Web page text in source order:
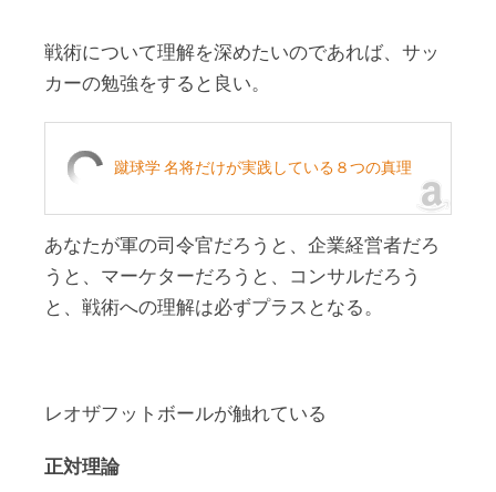
戦術について理解を深めたいのであれば、サッ
カーの勉強をすると良い。
蹴球学 名将だけが実践している８つの真理
あなたが軍の司令官だろうと、企業経営者だろ
うと、マーケターだろうと、コンサルだろう
と、戦術への理解は必ずプラスとなる。
レオザフットボールが触れている
正対理論